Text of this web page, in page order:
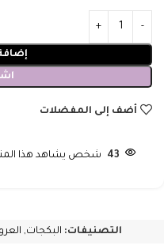
أضف إلى المفضلات
43 شخص يشاهد هذا
التصنيفات: البكجات,